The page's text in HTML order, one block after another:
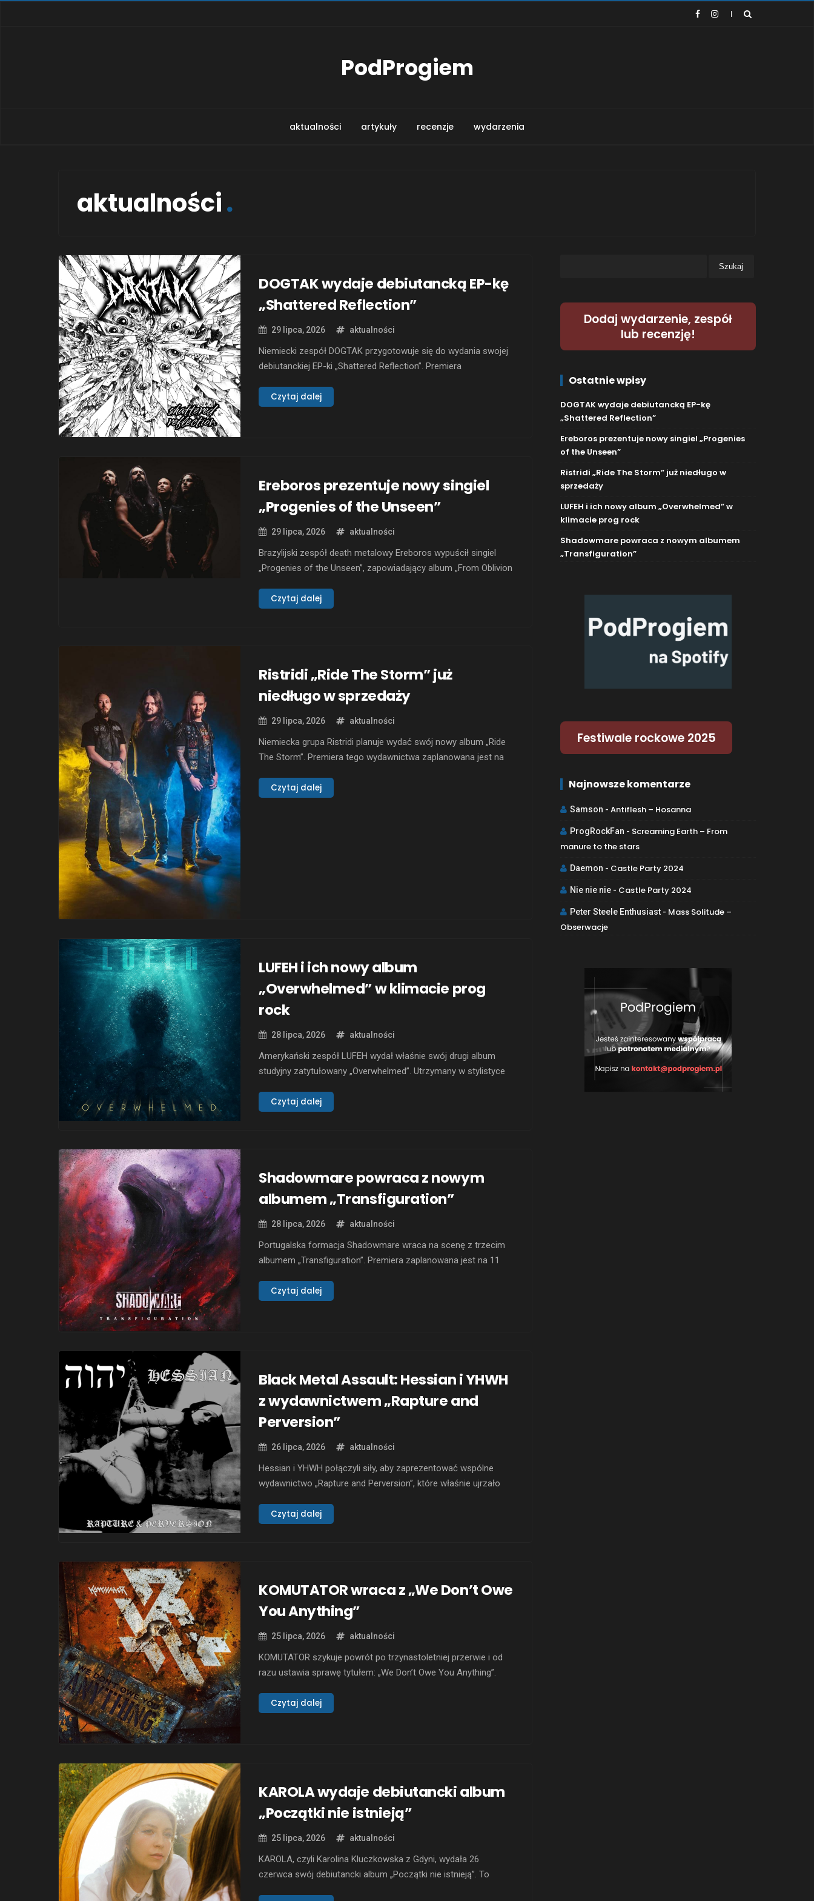
PodProgiem
aktualności artykuły recenzje wydarzenia
aktualności
DOGTAK wydaje debiutancką EP-kę
„Shattered Reflection”
29 lipca, 2026 aktualności
Niemiecki zespół DOGTAK przygotowuje się do wydania swojej
debiutanckiej EP-ki „Shattered Reflection”. Premiera
wydany niezależnie. Zespół, składający się z doświadczonych
Czytaj dalej
Ereboros prezentuje nowy singiel
„Progenies of the Unseen”
29 lipca, 2026 aktualności
Brazylijski zespół death metalowy Ereboros wypuścił singiel
„Progenies of the Unseen”, zapowiadający album „From Oblivion
2026 roku. Utwór kontynuuje kierunek obrany w poprzednich
Czytaj dalej
Ristridi „Ride The Storm” już
niedługo w sprzedaży
29 lipca, 2026 aktualności
Niemiecka grupa Ristridi planuje wydać swój nowy album „Ride
The Storm”. Premiera tego wydawnictwa zaplanowana jest na
formacjami jak Dark Solstice czy Agathodaimon, przewodzi
Czytaj dalej
LUFEH i ich nowy album
„Overwhelmed” w klimacie prog
rock
28 lipca, 2026 aktualności
Amerykański zespół LUFEH wydał właśnie swój drugi album
studyjny zatytułowany „Overwhelmed”. Utrzymany w stylistyce
co sprawia, że różnorodność brzmień jest jego wyróżniającą
Czytaj dalej
Shadowmare powraca z nowym
albumem „Transfiguration”
28 lipca, 2026 aktualności
Portugalska formacja Shadowmare wraca na scenę z trzecim
albumem „Transfiguration”. Premiera zaplanowana jest na 11
technicznego thrash metalu, jaką zespół wypracował na
Czytaj dalej
Black Metal Assault: Hessian i YHWH
z wydawnictwem „Rapture and
Perversion”
26 lipca, 2026 aktualności
Hessian i YHWH połączyli siły, aby zaprezentować wspólne
wydawnictwo „Rapture and Perversion”, które właśnie ujrzało
niezłomne połączenie dwóch bezkompromisowych wizji black
Czytaj dalej
KOMUTATOR wraca z „We Don’t Owe
You Anything”
25 lipca, 2026 aktualności
KOMUTATOR szykuje powrót po trzynastoletniej przerwie i od
razu ustawia sprawę tytułem: „We Don’t Owe You Anything”.
się 18 września 2026 roku w wersji cyfrowej oraz na CD
Czytaj dalej
KAROLA wydaje debiutancki album
„Początki nie istnieją”
25 lipca, 2026 aktualności
KAROLA, czyli Karolina Kluczkowska z Gdyni, wydała 26
czerwca swój debiutancki album „Początki nie istnieją”. To
Dodaj wydarzenie, zespół
lub recenzję!
Ostatnie wpisy
DOGTAK wydaje debiutancką EP-kę
„Shattered Reflection”
Ereboros prezentuje nowy singiel „Progenies
of the Unseen”
Ristridi „Ride The Storm” już niedługo w
sprzedaży
LUFEH i ich nowy album „Overwhelmed” w
klimacie prog rock
Shadowmare powraca z nowym albumem
„Transfiguration”
Festiwale rockowe 2025
Najnowsze komentarze
Samson -Antiflesh – Hosanna
ProgRockFan - Screaming Earth – From
manure to the stars
Daemon - Castle Party 2024
Nie nie nie - Castle Party 2024
Peter Steele Enthusiast - Mass Solitude –
Obserwacje